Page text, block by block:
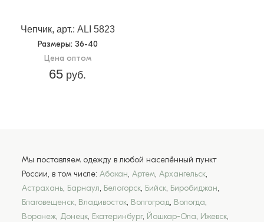
Чепчик, арт.: ALI 5823
Размеры: 36-40
Цена оптом
65 руб.
Мы поставляем одежду в любой населённый пункт
России, в том числе: Абакан, Артем, Архангельск,
Астрахань, Барнаул, Белогорск, Бийск, Биробиджан,
Благовещенск, Владивосток, Волгоград, Вологда,
Воронеж, Донецк, Екатеринбург, Йошкар-Ола, Ижевск,